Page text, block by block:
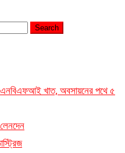
এনবিএফআই খাত, অবসায়নের পথে ৫